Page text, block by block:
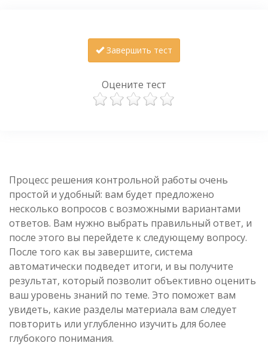
Завершить тест
Оцените тест
Процесс решения контрольной работы очень
простой и удобный: вам будет предложено
несколько вопросов с возможными вариантами
ответов. Вам нужно выбрать правильный ответ, и
после этого вы перейдете к следующему вопросу.
После того как вы завершите, система
автоматически подведет итоги, и вы получите
результат, который позволит объективно оценить
ваш уровень знаний по теме. Это поможет вам
увидеть, какие разделы материала вам следует
повторить или углубленно изучить для более
глубокого понимания.